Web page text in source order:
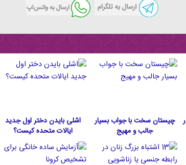
چیستان سخت با جواب بسیار
جالب و مهیج
اشلی بایدن دختر اول جدید
ایالات متحده كيست؟